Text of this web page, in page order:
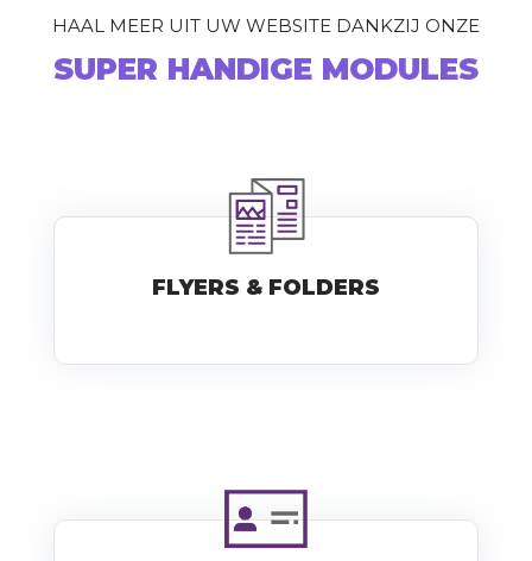
HAAL MEER UIT UW WEBSITE DANKZIJ ONZE
SUPER HANDIGE MODULES
FLYERS & FOLDERS